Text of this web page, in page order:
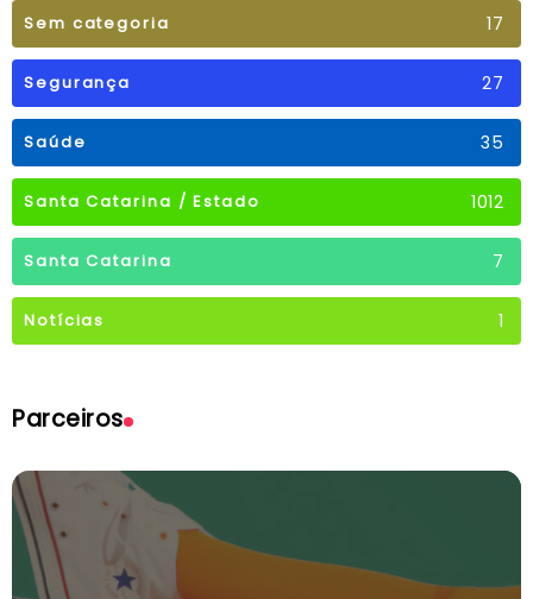
Sem categoria 17
Segurança 27
Saúde 35
Santa Catarina / Estado 1012
Santa Catarina 7
Notícias 1
Parceiros